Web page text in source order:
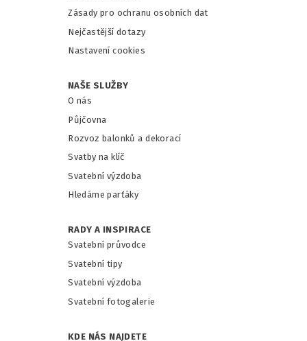
Zásady pro ochranu osobních dat
Nejčastější dotazy
Nastavení cookies
NAŠE SLUŽBY
O nás
Půjčovna
Rozvoz balonků a dekorací
Svatby na klíč
Svatební výzdoba
Hledáme parťáky
RADY A INSPIRACE
Svatební průvodce
Svatební tipy
Svatební výzdoba
Svatební fotogalerie
KDE NÁS NAJDETE